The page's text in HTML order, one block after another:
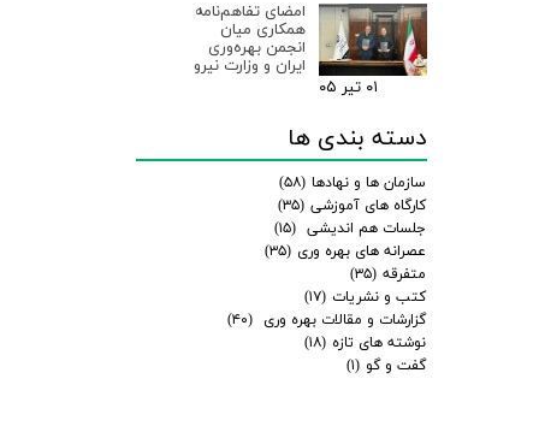
امضای تفاهم‌نامه
همکاری میان
انجمن بهره‌وری
ایران و وزارت نیرو
۰۱ تیر ۰۵
دسته بندی ها
سازمان ها و نهادها (۵۸)
کارگاه های آموزشی (۳۵)
جلسات هم اندیشی (۱۵)
عصرانه های بهره وری (۳۵)
متفرقه (۳۵)
کتب و نشریات (۱۷)
گزارشات و مقالات بهره وری
(۴۰)
نوشته های تازه (۱۸)
گفت و گو (۱)